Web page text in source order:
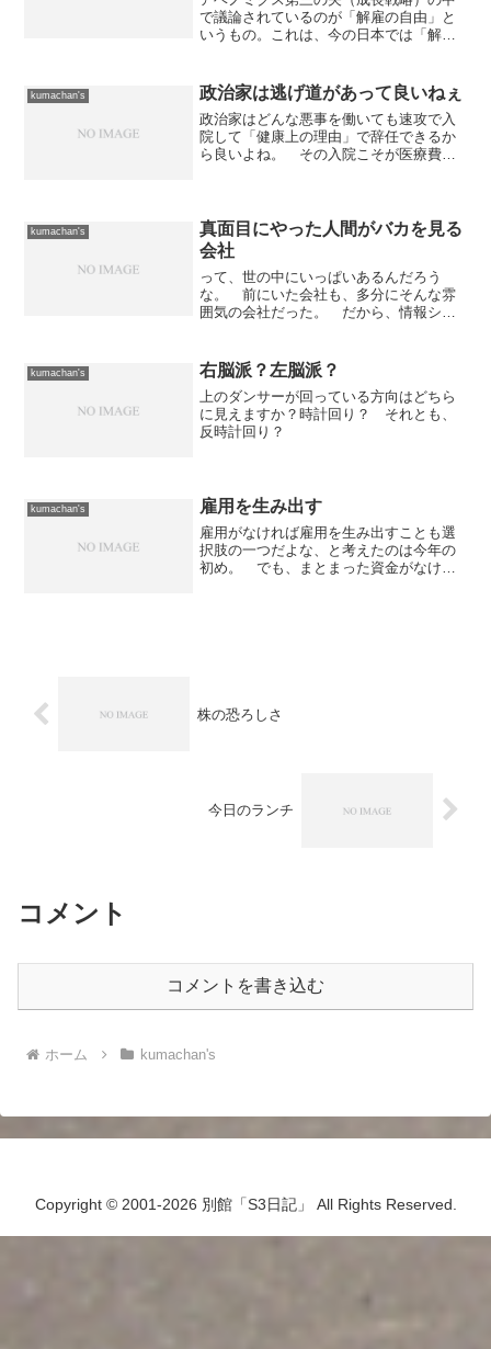
で議論されているのが「解雇の自由」と
いうもの。これは、今の日本では「解雇
彼等の理屈では「解雇の自由」が確保さ
れれば労働市場の流動性が...
kumachan's 政治家は逃げ道があって良いねぇ
政治家はどんな悪事を働いても速攻で入
院して「健康上の理由」で辞任できるか
ら良いよね。 その入院こそが医療費を
が「健康上の理由」...
kumachan's
真面目にやった人間がバカを見る
会社
って、世の中にいっぱいあるんだろう
な。 前にいた会社も、多分にそんな雰
囲気の会社だった。 だから、情報シス
き出してシステム構築のフェイズに入っ
た段階で異動になった。 会...
kumachan's 右脳派？左脳派？
上のダンサーが回っている方向はどちら
に見えますか？時計回り？ それとも、
反時計回り？
kumachan's 雇用を生み出す
雇用がなければ雇用を生み出すことも選
択肢の一つだよな、と考えたのは今年の
初め。 でも、まとまった資金がなけれ
株の恐ろしさ
今日のランチ
コメント
コメントを書き込む
ホーム kumachan's
Copyright © 2001-2026 別館「S3日記」 All Rights Reserved.